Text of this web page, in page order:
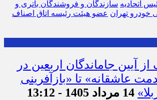
اتحادیه سازندگان و فروشندگان باتری و
تهران عضو هیئت رئیسه اتاق اصناف
آیین جاماندگان اربعین در
عاشقانه» تا «بازآفرینی
14 مرداد 1405 - 13:12